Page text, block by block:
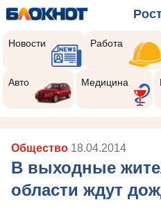
Новости Работа
Авто Медицина
Общество 18.04.2014
В выходные
области ждут